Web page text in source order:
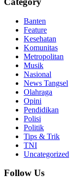
Banten
Feature
Kesehatan
Komunitas
Metropolitan
Musik
Nasional
News Tangsel
Olahraga
Opini
Pendidikan
Polisi
Politik
Tips & Trik
TNI
Uncategorized
Follow Us